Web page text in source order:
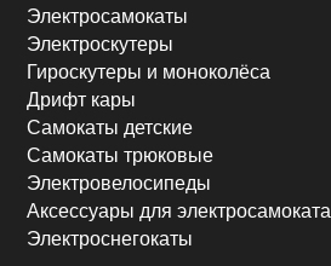
Электросамокаты
Электроскутеры
Гироскутеры и моноколёса
Дрифт кары
Самокаты детские
Самокаты трюковые
Электровелосипеды
Аксессуары для электросамоката
Электроснегокаты